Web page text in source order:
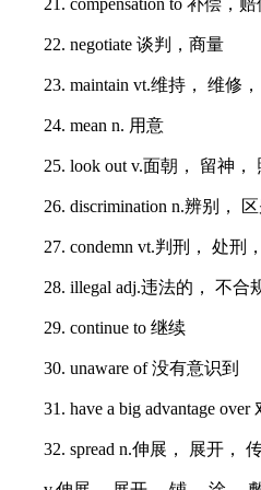
22. negotiate 谈判，商量
23. maintain vt.维持， 维修，
24. mean n. 用意
25. look out v.面朝， 留神，
26. discrimination n.辨别，
27. condemn vt.判刑， 处刑
28. illegal adj.违法的， 不合
29. continue to 继续
30. unaware of 没有意识到
31. have a big advantage
32. spread n.伸展， 展开，